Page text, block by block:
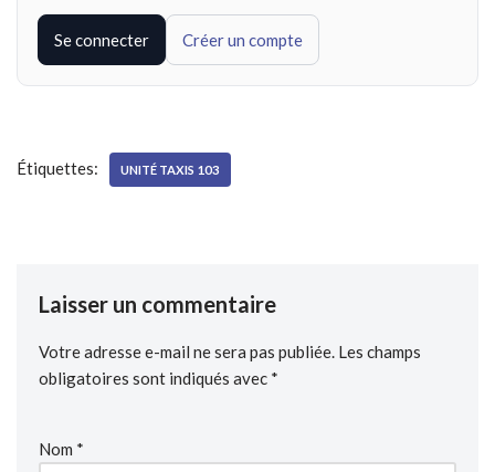
Se connecter Créer un compte
Étiquettes: UNITÉ TAXIS 103
Laisser un commentaire
Votre adresse e-mail ne sera pas publiée. Les champs
obligatoires sont indiqués avec *
Nom *